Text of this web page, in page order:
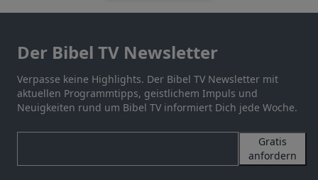
Der Bibel TV Newsletter
Verpasse keine Highlights. Der Bibel TV Newsletter mit
aktuellen Programmtipps, geistlichem Impuls und
Neuigkeiten rund um Bibel TV informiert Dich jede Woche.
Gratis
anfordern